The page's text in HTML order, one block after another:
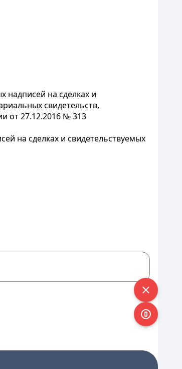
надписей на сделках и
свидетельств,
от 27.12.2016 № 313
на сделках и свидетельствуемых